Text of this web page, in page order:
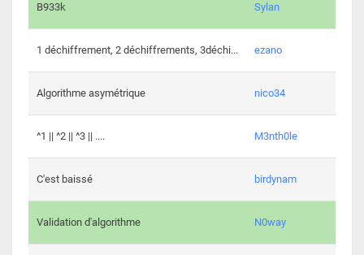
B933k Sylan
1 déchiffrement, 2 déchiffrements, 3déchi... ezano
Algorithme asymétrique nico34
^1 || ^2 || ^3 || .... M3nth0le
C'est baissé birdynam
Validation d'algorithme N0way